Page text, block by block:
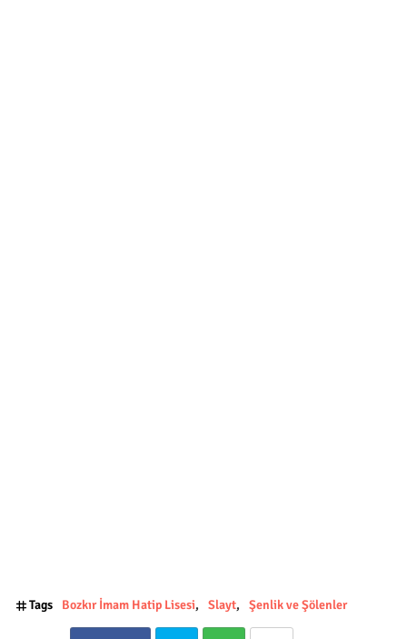
Tags Bozkır İmam Hatip Lisesi Slayt Şenlik ve Şölenler